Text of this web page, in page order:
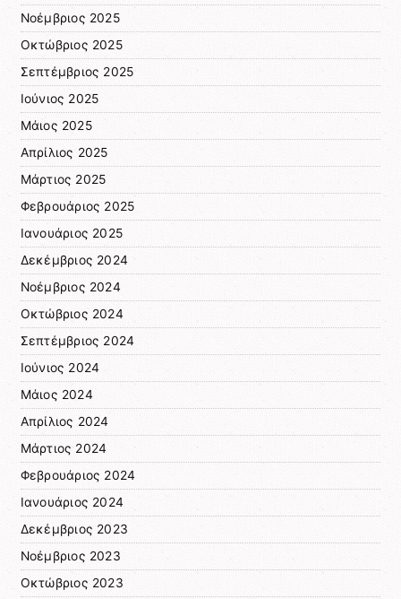
Νοέμβριος 2025
Οκτώβριος 2025
Σεπτέμβριος 2025
Ιούνιος 2025
Μάιος 2025
Απρίλιος 2025
Μάρτιος 2025
Φεβρουάριος 2025
Ιανουάριος 2025
Δεκέμβριος 2024
Νοέμβριος 2024
Οκτώβριος 2024
Σεπτέμβριος 2024
Ιούνιος 2024
Μάιος 2024
Απρίλιος 2024
Μάρτιος 2024
Φεβρουάριος 2024
Ιανουάριος 2024
Δεκέμβριος 2023
Νοέμβριος 2023
Οκτώβριος 2023